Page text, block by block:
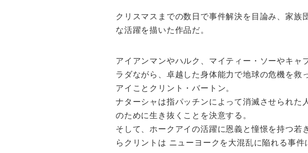
クリスマスまでの数日で事件解決を目論み、家
な活躍を描いた作品だ。
アイアンマンやハルク、マイティー・ソーやキ
ラダながら、卓越した身体能力で地球の危機を
アイことクリント・バートン。
ナターシャは指パッチンによって消滅させられ
のために生き抜くことを決意する。
そして、ホークアイの活躍に恩義と憧憬を持つ
らクリントは ニューヨークを大混乱に陥れる事